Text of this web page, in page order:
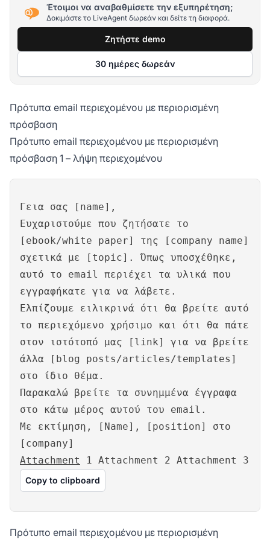
Έτοιμοι να αναβαθμίσετε την εξυπηρέτηση;
Δοκιμάστε το LiveAgent δωρεάν και δείτε τη διαφορά.
Ζητήστε demo
30 ημέρες δωρεάν
Πρότυπα email περιεχομένου με περιορισμένη
πρόσβαση
Πρότυπο email περιεχομένου με περιορισμένη
πρόσβαση 1 – λήψη περιεχομένου
Γεια σας [name],
Ευχαριστούμε που ζητήσατε το
[ebook/white paper] της [company name]
σχετικά με [topic]. Όπως υποσχέθηκε,
αυτό το email περιέχει τα υλικά που
εγγραφήκατε για να λάβετε.
Ελπίζουμε ειλικρινά ότι θα βρείτε αυτό
το περιεχόμενο χρήσιμο και ότι θα πάτε
στον ιστότοπό μας [link] για να βρείτε
άλλα [blog posts/articles/templates]
στο ίδιο θέμα.
Παρακαλώ βρείτε τα συνημμένα έγγραφα
στο κάτω μέρος αυτού του email.
Με εκτίμηση, [Name], [position] στο
[company]
Attachment
1 Attachment 2 Attachment 3
Copy to clipboard
Πρότυπο email περιεχομένου με περιορισμένη